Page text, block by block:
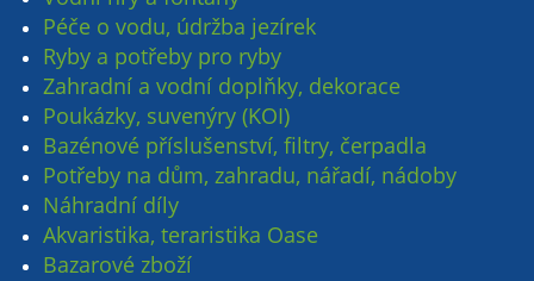
Péče o vodu, údržba jezírek
Ryby a potřeby pro ryby
Zahradní a vodní doplňky, dekorace
Poukázky, suvenýry (KOI)
Bazénové příslušenství, filtry, čerpadla
Potřeby na dům, zahradu, nářadí, nádoby
Náhradní díly
Akvaristika, teraristika Oase
Bazarové zboží